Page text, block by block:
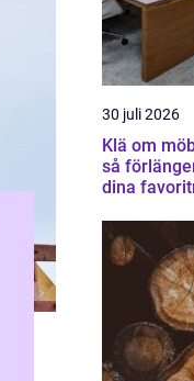
30 juli 2026
Klä om
så
dina